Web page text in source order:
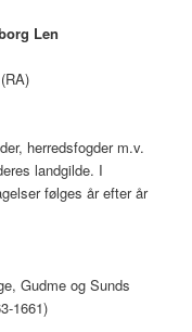
Len
herredsfogder m.v.
landgilde. I
følges år efter år
Gudme og Sunds
1661)